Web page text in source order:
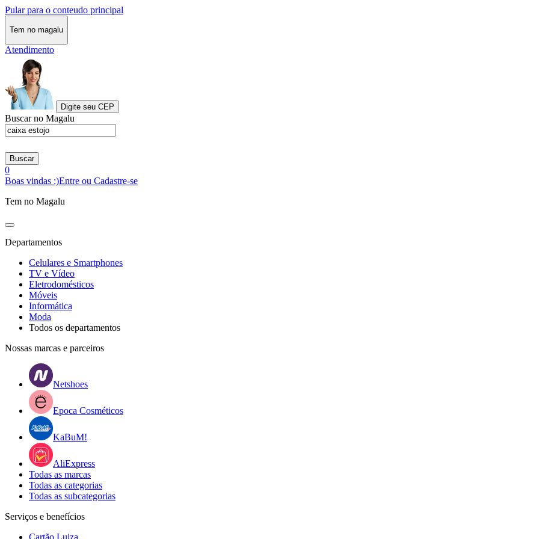
Pular para o conteudo principal
Tem no magalu
Atendimento
Digite seu CEP
Buscar no Magalu
Buscar
0
Boas vindas :)Entre ou Cadastre-se
Tem no Magalu
Departamentos
Celulares e Smartphones
TV e Vídeo
Eletrodomésticos
Móveis
Informática
Moda
Todos os departamentos
Nossas marcas e parceiros
Netshoes
Epoca Cosméticos
KaBuM!
AliExpress
Todas as marcas
Todas as categorias
Todas as subcategorias
Serviços e benefícios
Cartão Luiza